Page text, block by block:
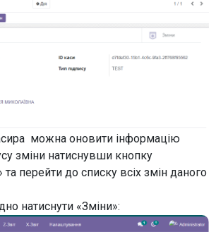
можна оновити інформацію
зміни натиснувши кнопку
перейти до списку всіх змін даного
натиснути «Зміни»: